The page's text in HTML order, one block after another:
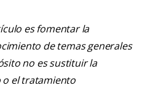
es fomentar la
de temas generales
no es sustituir la
o el tratamiento